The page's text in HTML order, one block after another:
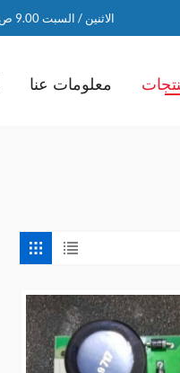
الاثنين / السبت 9.00 ص إلى 7:00 م
معلومات عنا